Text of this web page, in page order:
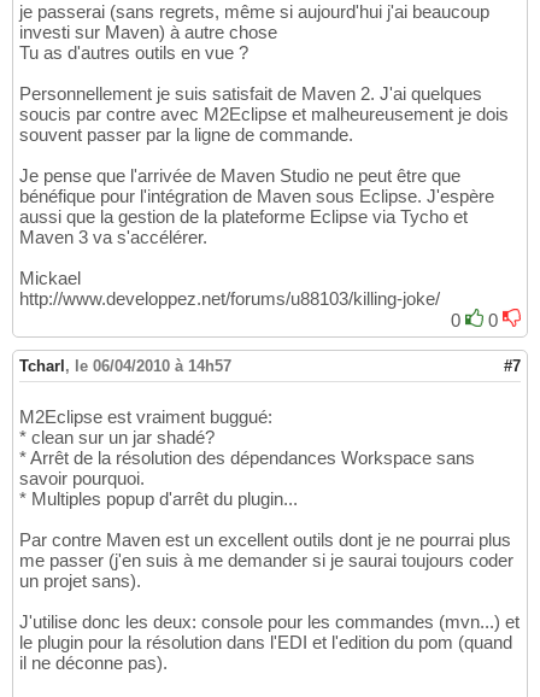
je passerai (sans regrets, même si aujourd'hui j'ai beaucoup
investi sur Maven) à autre chose
Tu as d'autres outils en vue ?
Personnellement je suis satisfait de Maven 2. J'ai quelques
soucis par contre avec M2Eclipse et malheureusement je dois
souvent passer par la ligne de commande.
Je pense que l'arrivée de Maven Studio ne peut être que
bénéfique pour l'intégration de Maven sous Eclipse. J'espère
aussi que la gestion de la plateforme Eclipse via Tycho et
Maven 3 va s'accélérer.
Mickael
http://www.developpez.net/forums/u88103/killing-joke/
0
0
Tcharl , le 06/04/2010 à 14h57 #7
M2Eclipse est vraiment buggué:
* clean sur un jar shadé?
* Arrêt de la résolution des dépendances Workspace sans
savoir pourquoi.
* Multiples popup d'arrêt du plugin...
Par contre Maven est un excellent outils dont je ne pourrai plus
me passer (j'en suis à me demander si je saurai toujours coder
un projet sans).
J'utilise donc les deux: console pour les commandes (mvn...) et
le plugin pour la résolution dans l'EDI et l'edition du pom (quand
il ne déconne pas).